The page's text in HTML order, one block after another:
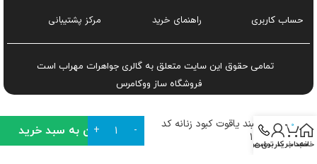
حساب کاربری
راهنمای خرید
مرکز پشتیبانی
تمامی حقوق این سایت متعلق به گالری جواهرات مهراب است
فروشگاه ساز ووکامرس
دستبند یاقوت کبود زنانه کد
۱۴۸۹
افزودن به سبد خرید
خانه
0
سبد خرید
حساب کاربری من
تماس